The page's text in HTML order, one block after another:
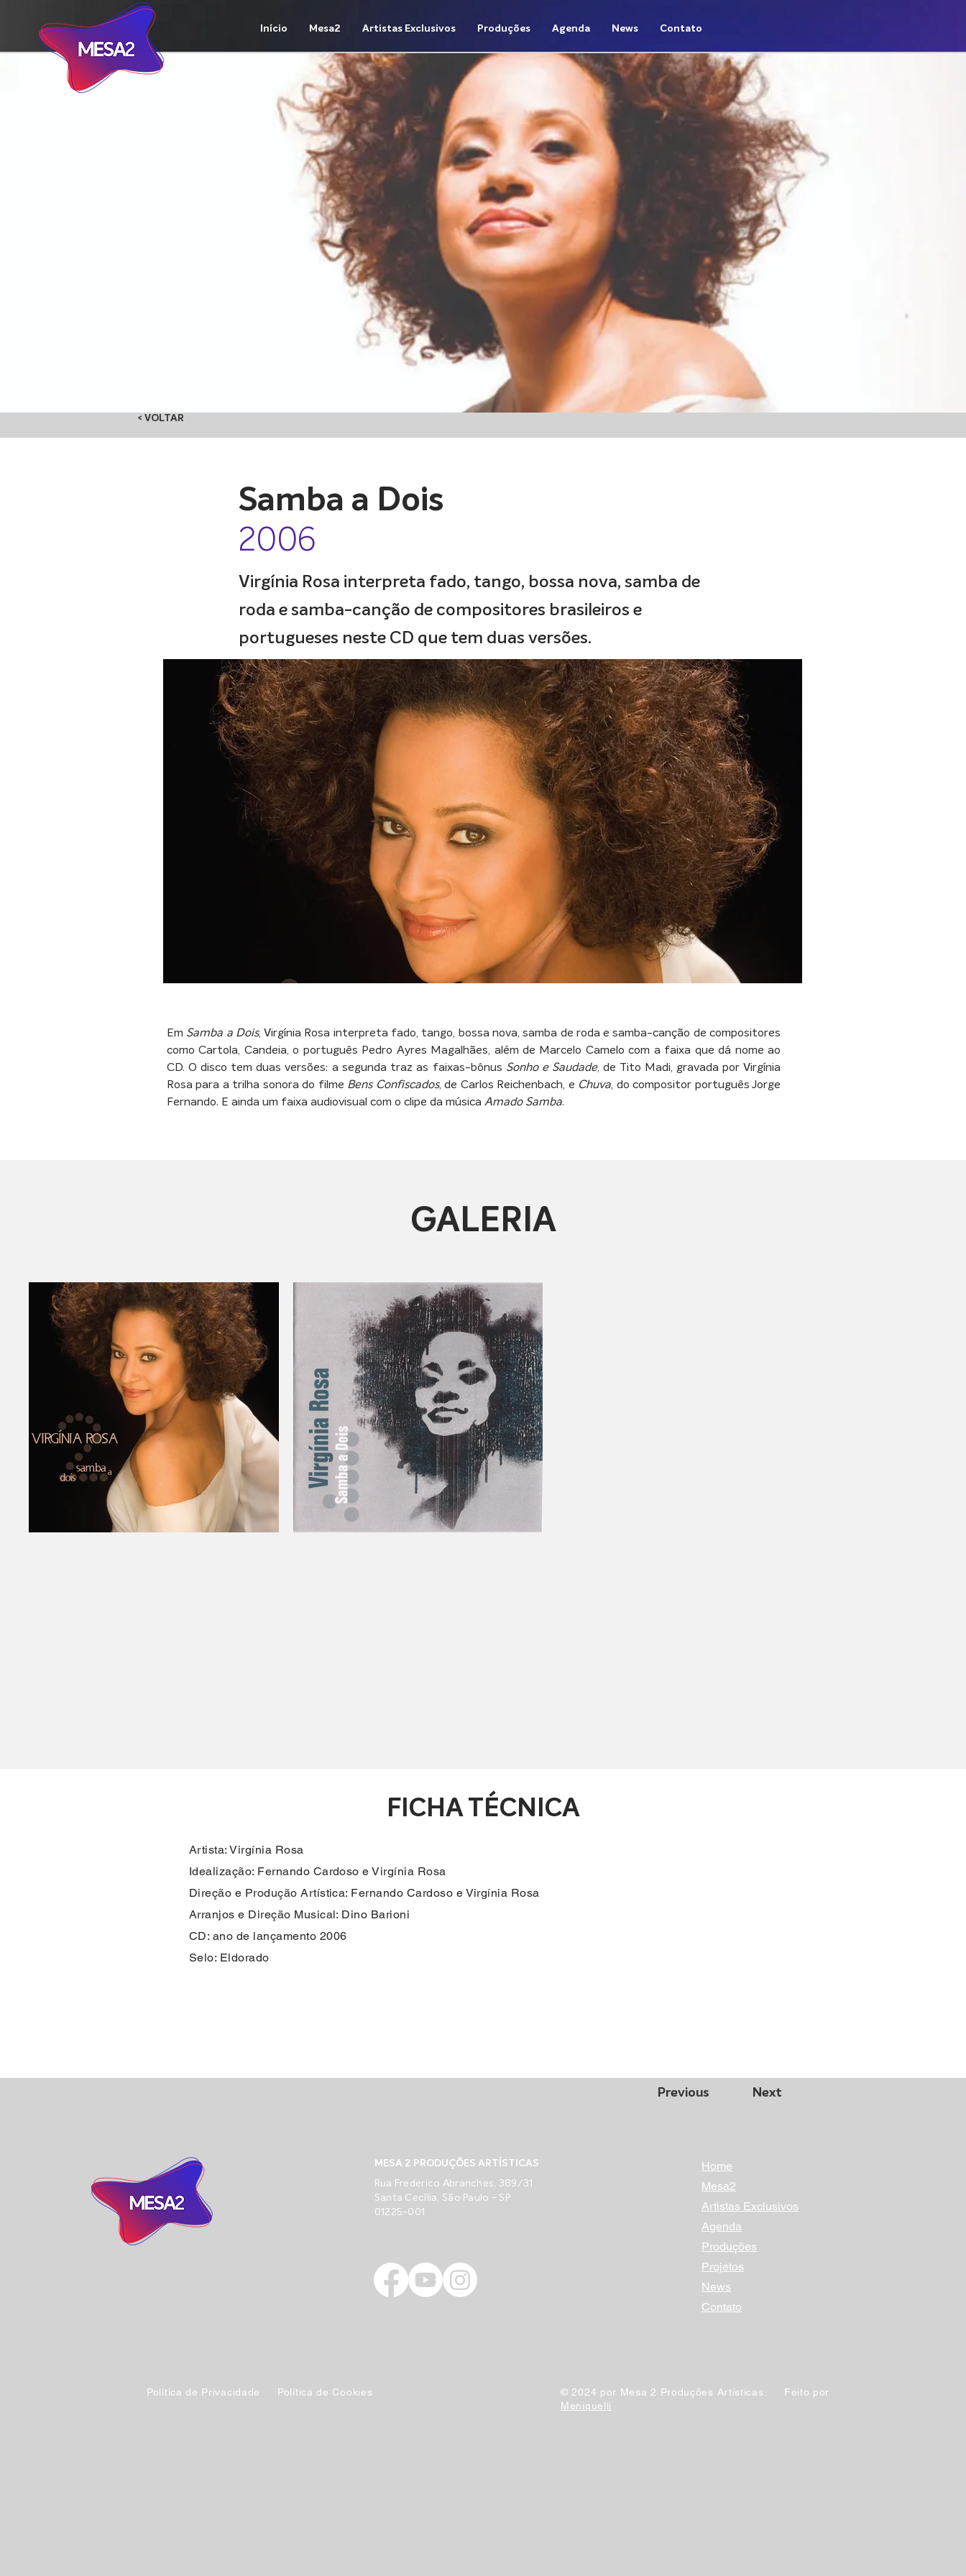
Início Mesa2 Artistas Exclusivos Produções Agenda News Contato
< VOLTAR
2006
Samba a Dois
Virgínia Rosa interpreta fado, tango, bossa nova, samba de
roda e samba-canção de compositores brasileiros e
portugueses neste CD que tem duas versões.
Em Samba a Dois, Virgínia Rosa interpreta fado, tango, bossa nova, samba de roda e samba-canção de compositores
como Cartola, Candeia, o português Pedro Ayres Magalhães, além de Marcelo Camelo com a faixa que dá nome ao
CD. O disco tem duas versões: a segunda traz as faixas-bônus Sonho e Saudade, de Tito Madi, gravada por Virgínia
Rosa para a trilha sonora do filme Bens Confiscados, de Carlos Reichenbach, e Chuva , do compositor português Jorge
Fernando. E ainda um faixa audiovisual com o clipe da música Amado Samba.
GALERIA
FICHA TÉCNICA
Artista: Virgínia Rosa
Idealização: Fernando Cardoso e Virgínia Rosa
Direção e Produção Artística: Fernando Cardoso e Virgínia Rosa
Arranjos e Direção Musical: Dino Barioni
CD: ano de lançamento 2006
Selo: Eldorado
Previous Next
MESA 2 PRODUÇÕES ARTÍSTICAS
Rua Frederico Abranches, 389/31
Santa Cecília, São Paulo - SP
01225-001
Home
Mesa2
Artistas Exclusivos
Agenda
Produções
Projetos
News
Contato
Política de Privacidade Política de Cookies
© 2024 por Mesa 2 Produções Artísticas. Feito por
Meniquelli